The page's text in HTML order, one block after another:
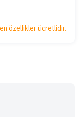
özellikler ücretlidir.